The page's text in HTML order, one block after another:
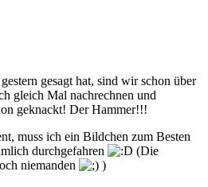
gesagt hat, sind wir schon über
gleich Mal nachrechnen und
geknackt! Der Hammer!!!
muss ich ein Bildchen zum Besten
durchgefahren
(Die
niemanden
)